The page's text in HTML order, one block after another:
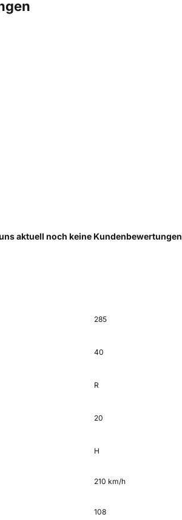
aktuell noch keine Kundenbewertungen
285
40
R
20
H
210 km/h
108